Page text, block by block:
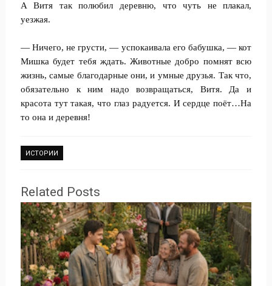
А Витя так полюбил деревню, что чуть не плакал,
уезжая.
— Ничего, не грусти, — успокаивала его бабушка, — кот
Мишка будет тебя ждать. Животные добро помнят всю
жизнь, самые благодарные они, и умные друзья. Так что,
обязательно к ним надо возвращаться, Витя. Да и
красота тут такая, что глаз радуется. И сердце поёт…На
то она и деревня!
ИСТОРИИ
Related Posts